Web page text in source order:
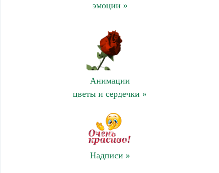
эмоции »
Анимации
цветы и сердечки »
Надписи »